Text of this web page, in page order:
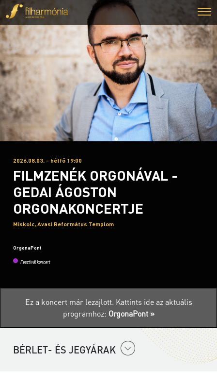
2026.08.03. - hétfő 19:00
FILMZENÉK ORGONÁVAL -
GEDAI ÁGOSTON
ORGONAKONCERTJE
Miskolc, Avasi Református Templom
OrgonaPont
Fesztivál koncert
Ez a koncert már lezajlott. Kattints ide az aktuális
programhoz: OrgonaPont »
BÉRLET- ÉS JEGYÁRAK